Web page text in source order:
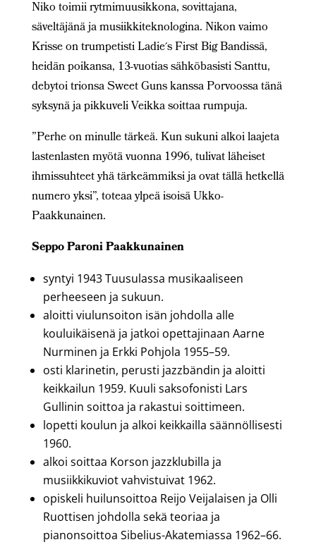
Niko toimii rytmimuusikkona, sovittajana,
säveltäjänä ja musiikkiteknologina. Nikon vaimo
Krisse on trumpetisti Ladie´s First Big Bandissä,
heidän poikansa, 13-vuotias sähköbasisti Santtu,
debytoi trionsa Sweet Guns kanssa Porvoossa tänä
syksynä ja pikkuveli Veikka soittaa rumpuja.
”Perhe on minulle tärkeä. Kun sukuni alkoi laajeta
lastenlasten myötä vuonna 1996, tulivat läheiset
ihmissuhteet yhä tärkeämmiksi ja ovat tällä hetkellä
numero yksi”, toteaa ylpeä isoisä Ukko-
Paakkunainen.
Seppo Paroni Paakkunainen
syntyi 1943 Tuusulassa musikaaliseen
perheeseen ja sukuun.
aloitti viulunsoiton isän johdolla alle
kouluikäisenä ja jatkoi opettajinaan Aarne
Nurminen ja Erkki Pohjola 1955–59.
osti klarinetin, perusti jazzbändin ja aloitti
keikkailun 1959. Kuuli saksofonisti Lars
Gullinin soittoa ja rakastui soittimeen.
lopetti koulun ja alkoi keikkailla säännöllisesti
1960.
alkoi soittaa Korson jazzklubilla ja
musiikkikuviot vahvistuivat 1962.
opiskeli huilunsoittoa Reijo Veijalaisen ja Olli
Ruottisen johdolla sekä teoriaa ja
pianonsoittoa Sibelius-Akatemiassa 1962–66.